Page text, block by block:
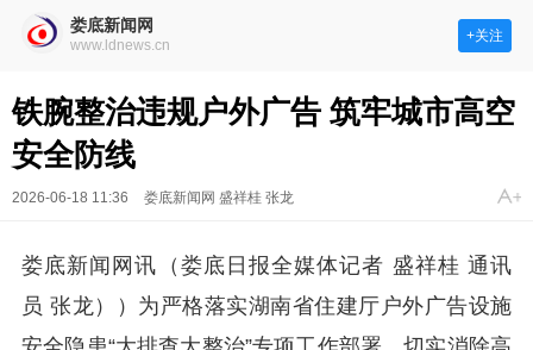
娄底新闻网
www.ldnews.cn
+关注
铁腕整治违规户外广告 筑牢城市高空
安全防线
2026-06-18 11:36 娄底新闻网 盛祥桂 张龙
娄底新闻网讯（娄底日报全媒体记者 盛祥桂 通讯
员 张龙）
）为严格落实湖南省住建厅户外广告设施